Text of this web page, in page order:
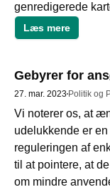
genredigerede
Læs mere
Gebyrer for
27. mar. 2023 Politik og
Vi noterer os, at
udelukkende er
reguleringen af
til at pointere, at
om mindre